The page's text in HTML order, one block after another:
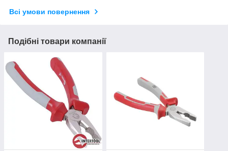
Всі умови повернення
Подібні товари компанії